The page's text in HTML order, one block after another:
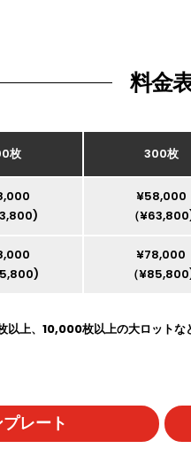
料金
枚 300枚
¥58,000
（
¥78,000
（
上、10,000枚以上の大ロットな
レート